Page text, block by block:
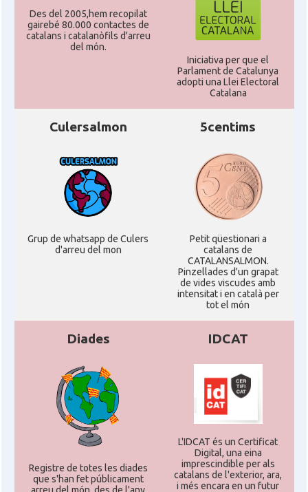
Consolat Consolat general a New York City
Consolat
Consolat general a Washington
Ambaixada espanyola a Estats Units
* + ambaixades i consolats
Des del 2005,hem recopilat
gairebé 80.000 contactes de
catalans i catalanòfils d'arreu
del món.
Iniciativa per que el
Parlament de Catalunya
adopti una Llei Electoral
Catalana
Culersalmon
Grup de whatsapp de Culers
d'arreu del mon
5centims
Petit qüestionari a
catalans de
CATALANSALMON.
Pinzellades d'un grapat
de vides viscudes amb
intensitat i en català per
tot el món
Diades
Registre de totes les diades
que s'han fet públicament
arreu del món, des de l'any
IDCAT
L'IDCAT és un Certificat
Digital, una eina
imprescindible per als
catalans de l'exterior, ara,
i més encara en un futur